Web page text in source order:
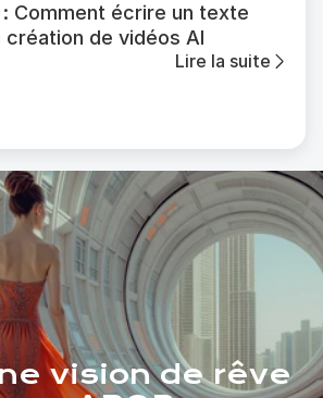
Comment écrire un texte
de vidéos AI
Lire la suite
vision de rêve